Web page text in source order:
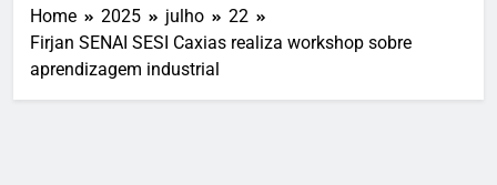
Home 2025 julho
22
Firjan SENAI SESI Caxias realiza workshop sobre
aprendizagem industrial